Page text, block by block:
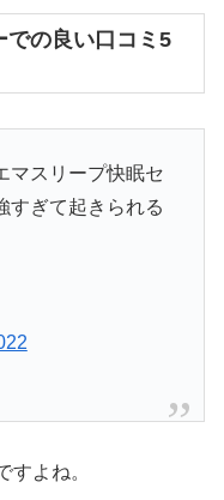
での良い口コミ5
マスリープ快眠セ
すぎて起きられる
すよね。